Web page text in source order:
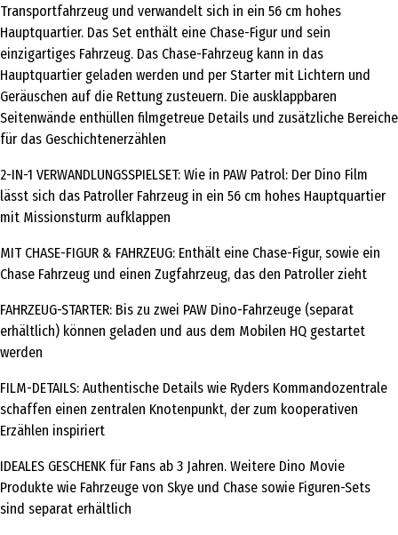
Transportfahrzeug und verwandelt sich in ein 56 cm hohes
Hauptquartier. Das Set enthält eine Chase-Figur und sein
einzigartiges Fahrzeug. Das Chase-Fahrzeug kann in das
Hauptquartier geladen werden und per Starter mit Lichtern und
Geräuschen auf die Rettung zusteuern. Die ausklappbaren
Seitenwände enthüllen filmgetreue Details und zusätzliche Bereiche
für das Geschichtenerzählen
2-IN-1 VERWANDLUNGSSPIELSET: Wie in PAW Patrol: Der Dino Film
lässt sich das Patroller Fahrzeug in ein 56 cm hohes Hauptquartier
mit Missionsturm aufklappen
MIT CHASE-FIGUR & FAHRZEUG: Enthält eine Chase-Figur, sowie ein
Chase Fahrzeug und einen Zugfahrzeug, das den Patroller zieht
FAHRZEUG-STARTER: Bis zu zwei PAW Dino-Fahrzeuge (separat
erhältlich) können geladen und aus dem Mobilen HQ gestartet
werden
FILM-DETAILS: Authentische Details wie Ryders Kommandozentrale
schaffen einen zentralen Knotenpunkt, der zum kooperativen
Erzählen inspiriert
IDEALES GESCHENK für Fans ab 3 Jahren. Weitere Dino Movie
Produkte wie Fahrzeuge von Skye und Chase sowie Figuren-Sets
sind separat erhältlich